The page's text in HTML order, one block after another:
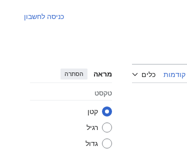
כניסה לחשבון
כלים מראה הסתרה
טקסט
קטן
רגיל
גדול